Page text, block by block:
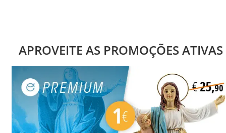
APROVEITE AS PROMOÇÕES ATIVAS